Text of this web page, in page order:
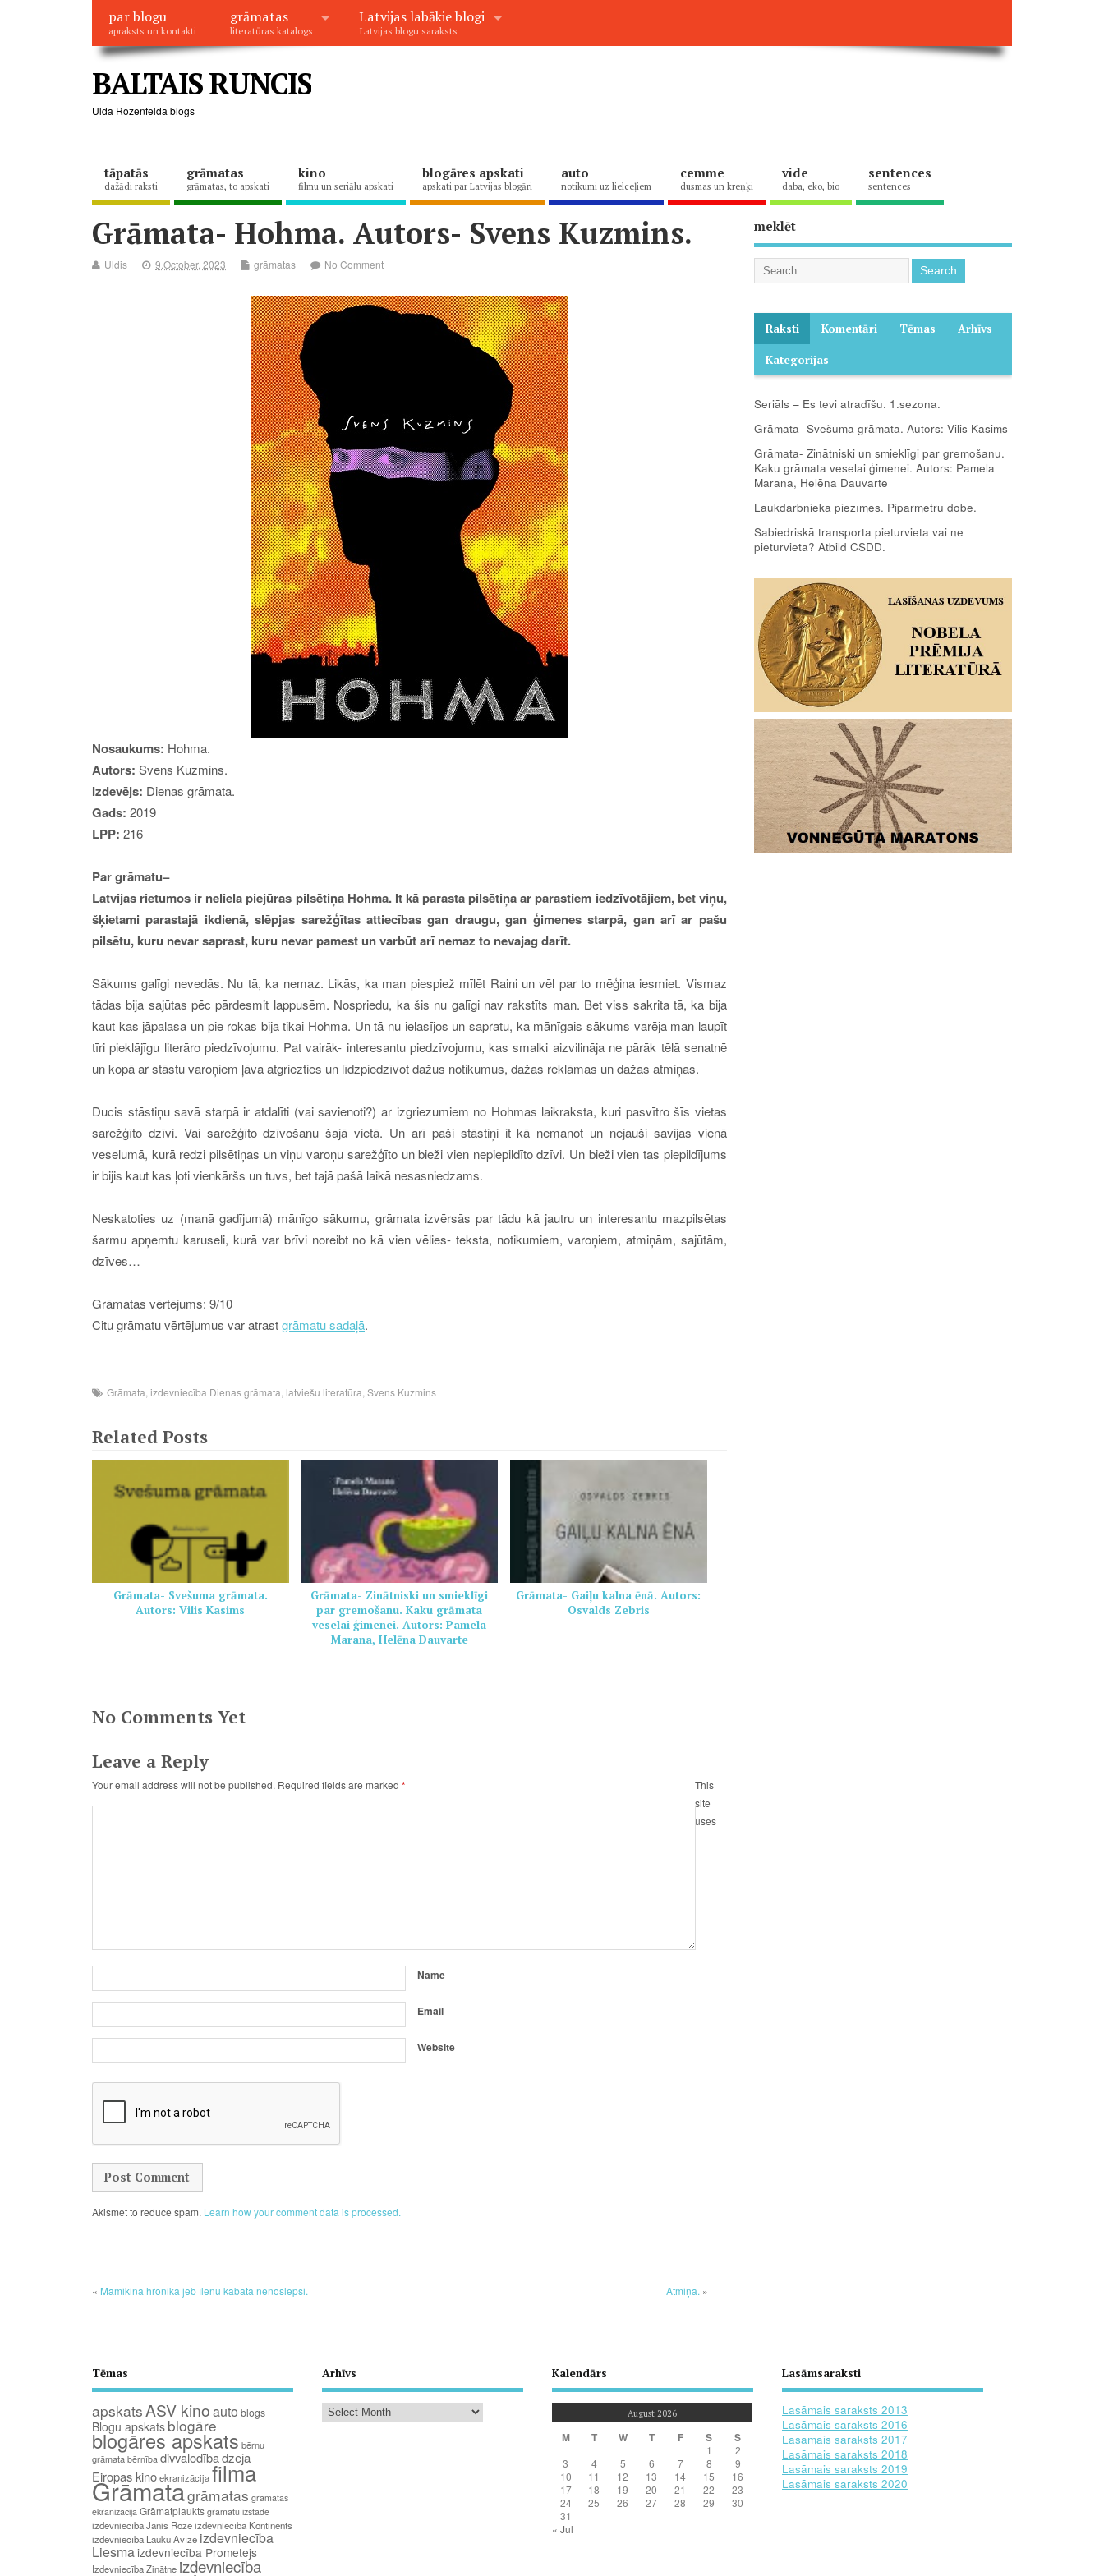
par blogu
apraksts un kontakti
grāmatas
literatūras katalogs
Latvijas labākie blogi
Latvijas blogu saraksts
BALTAIS RUNCIS
Ulda Rozenfelda blogs
tāpatās
dažādi raksti
grāmatas
grāmatas, to apskati
kino
filmu un seriālu apskati
blogāres apskati
apskati par Latvijas blogāri
auto
notikumi uz lielceļiem
cemme
dusmas un kreņķi
vide
daba, eko, bio
sentences
sentences
Grāmata- Hohma. Autors- Svens Kuzmins.
Uldis 9.October, 2023 grāmatas No Comment
Nosaukums: Hohma.
Autors: Svens Kuzmins.
Izdevējs: Dienas grāmata.
Gads: 2019
LPP: 216
Pargrāmatu–
Latvijas rietumos ir neliela piejūras pilsētiņa Hohma. It kā parasta pilsētiņa ar parastiem iedzīvotājiem, bet viņu,
šķietami parastajā ikdienā, slēpjas sarežģītas attiecības gan draugu, gan ģimenes starpā, gan arī ar pašu
pilsētu, kuru nevar saprast, kuru nevar pamest un varbūt arī nemaz to nevajag darīt.
Sākums galīgi nevedās. Nu tā, ka nemaz. Likās, ka man piespiež mīlēt Raini un vēl par to mēģina iesmiet. Vismaz
tādas bija sajūtas pēc pārdesmit lappusēm. Nospriedu, ka šis nu galīgi nav rakstīts man. Bet viss sakrita tā, ka bija
kaut kas jāpalasa un pie rokas bija tikai Hohma. Un tā nu ielasījos un sapratu, ka mānīgais sākums varēja man laupīt
tīri pieklājīgu literāro piedzīvojumu. Pat vairāk- interesantu piedzīvojumu, kas smalki aizvilināja ne pārāk tēlā senatnē
un kopā ar stāstu varoņiem ļāva atgriezties un līdzpiedzīvot dažus notikumus, dažas reklāmas un dažas atmiņas.
Ducis stāstiņu savā starpā ir atdalīti (vai savienoti?) ar izgriezumiem no Hohmas laikraksta, kuri pasvītro šīs vietas
sarežģīto dzīvi. Vai sarežģīto dzīvošanu šajā vietā. Un arī paši stāstiņi it kā nemanot un nejauši savijas vienā
veselumā, kurā redzi pilsētiņas un viņu varoņu sarežģīto un bieži vien nepiepildīto dzīvi. Un bieži vien tas piepildījums
ir bijis kaut kas ļoti vienkāršs un tuvs, bet tajā pašā laikā nesasniedzams.
Neskatoties uz (manā gadījumā) mānīgo sākumu, grāmata izvērsās par tādu kā jautru un interesantu mazpilsētas
šarmu apņemtu karuseli, kurā var brīvi noreibt no kā vien vēlies- teksta, notikumiem, varoņiem, atmiņām, sajūtām,
dzīves…
Grāmatas vērtējums: 9/10
Citu grāmatu vērtējumus var atrastgrāmatu sadaļā.
Grāmata izdevniecība Dienas grāmata latviešu literatūra Svens Kuzmins
Related Posts
Grāmata- Svešuma grāmata.
Autors: Vilis Kasims
Grāmata- Zinātniski un smieklīgi
par gremošanu. Kaku grāmata
veselai ģimenei. Autors: Pamela
Marana, Helēna Dauvarte
Grāmata- Gaiļu kalna ēnā. Autors:
Osvalds Zebris
No Comments Yet
Leave a Reply
Your email address will not be published. Required fields are marked *
Name
Email
Website
This
site
uses
Akismet to reduce spam. Learn how your comment data is processed.
« Mamikina hronika jeb īlenu kabatā nenoslēpsi. Atmiņa. »
meklēt
Raksti Komentāri Tēmas Arhīvs
Kategorijas
Seriāls – Es tevi atradīšu. 1.sezona.
Grāmata- Svešuma grāmata. Autors: Vilis Kasims
Grāmata- Zinātniski un smieklīgi par gremošanu.
Kaku grāmata veselai ģimenei. Autors: Pamela
Marana, Helēna Dauvarte
Laukdarbnieka piezīmes. Piparmētru dobe.
Sabiedriskā transporta pieturvieta vai ne
pieturvieta? Atbild CSDD.
Tēmas
apskats ASV kinoauto blogs
Blogu apskats blogāre
blogāres apskats bērnu
grāmata bērnība divvalodībadzeja
Eiropas kinoekranizācijafilma
Grāmatagrāmatas grāmatas
ekranizācija Grāmatplaukts grāmatu izstāde
izdevniecība Jānis Rozeizdevniecība Kontinents
izdevniecība Lauku Avīze izdevniecība
Liesma izdevniecība Prometejs
Izdevniecība Zinātne izdevniecība
Arhīvs Kalendārs
August 2026
M T W T F S S
1
2
3
4 5 6 7 8
9
10
11 12 13 14 15
16
17
18 19 20 21 22
23
24
25 26 27 28 29
30
31
« Jul
Lasāmsaraksti
Lasāmais saraksts 2013
Lasāmais saraksts 2016
Lasāmais saraksts 2017
Lasāmais saraksts 2018
Lasāmais saraksts 2019
Lasāmais saraksts 2020